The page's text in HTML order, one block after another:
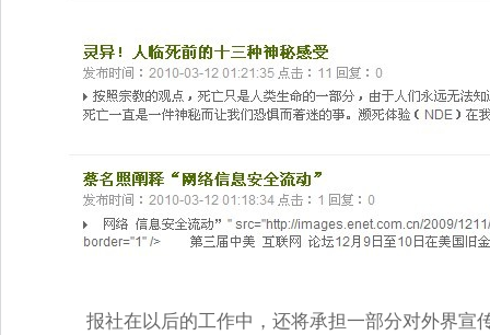
报社在以后的工作中，还将承担一部分对外界宣